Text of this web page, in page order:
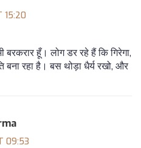
15:20
हूँ। लोग डर रहे हैं कि गिरेगा,
रहा है। बस थोड़ा धैर्य रखो, और
09:53